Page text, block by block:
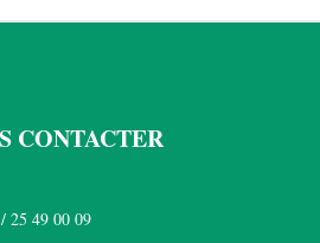
CONTACTER
25 49 00 09